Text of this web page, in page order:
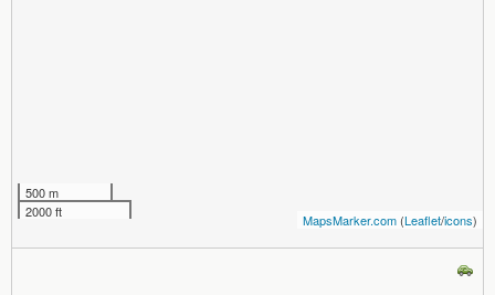
500 m
2000 ft
MapsMarker.com (Leaflet/icons)